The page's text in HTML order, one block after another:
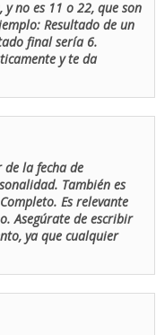
no es 11 o 22, que son
Resultado de un
final sería 6.
y te da
la fecha de
También es
Es relevante
Asegúrate de escribir
ya que cualquier